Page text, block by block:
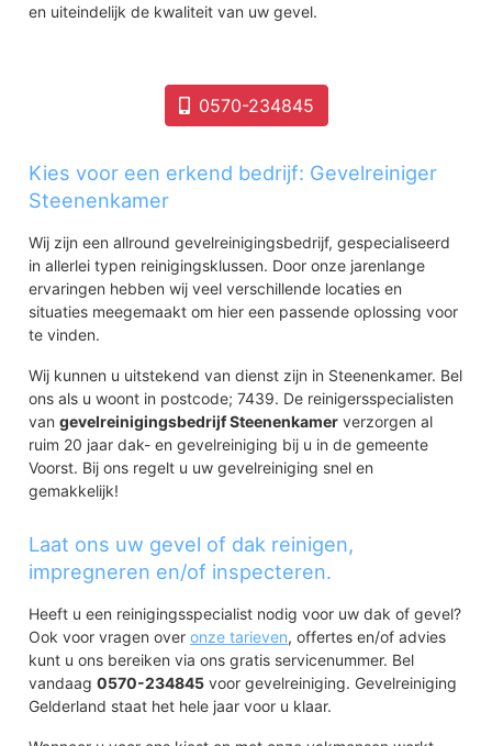
en uiteindelijk de kwaliteit van uw gevel.
0570-234845
Kies voor een erkend bedrijf: Gevelreiniger
Steenenkamer
Wij zijn een allround gevelreinigingsbedrijf, gespecialiseerd
in allerlei typen reinigingsklussen. Door onze jarenlange
ervaringen hebben wij veel verschillende locaties en
situaties meegemaakt om hier een passende oplossing voor
te vinden.
Wij kunnen u uitstekend van dienst zijn in Steenenkamer. Bel
ons als u woont in postcode; 7439. De reinigersspecialisten
vangevelreinigingsbedrijf Steenenkamer verzorgen al
ruim 20 jaar dak- en gevelreiniging bij u in de gemeente
Voorst. Bij ons regelt u uw gevelreiniging snel en
gemakkelijk!
Laat ons uw gevel of dak reinigen,
impregneren en/of inspecteren.
Heeft u een reinigingsspecialist nodig voor uw dak of gevel?
Ook voor vragen overonze tarieven, offertes en/of advies
kunt u ons bereiken via ons gratis servicenummer. Bel
vandaag0570-234845 voor gevelreiniging. Gevelreiniging
Gelderland staat het hele jaar voor u klaar.